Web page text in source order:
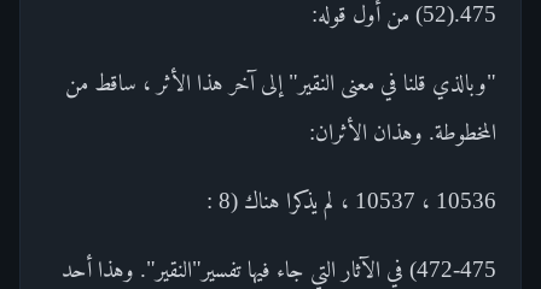
475.(52) من أول قوله:
"وبالذي قلنا في معنى النقير" إلى آخر هذا الأثر ، ساقط من
المخطوطة. وهذان الأثران:
10536 ، 10537 ، لم يذكرا هناك (8 :
472-475) في الآثار التي جاء فيها تفسير"النقير". وهذا أحد